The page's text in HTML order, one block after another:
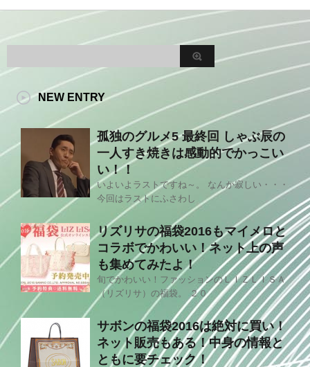
NEW ENTRY
孤独のグルメ5 最終回 しゃぶ辰の
一人すき焼きは感動的でかっこい
い！！
いよいよラストですね～。 なんか寂しい・・・
今回はラストにふさわし
リズリサの福袋2016もマイメロと
コラボでかわいい！ネット上の声
も集めてみたよ！
旬でかわいい！ファッションのＬＩＺＬＩＳＡ
（リズリサ）の福袋。 ２０
サボンの福袋2016は絶対に買い！
ネット販売もある！中身の情報と
ともに要チェック！